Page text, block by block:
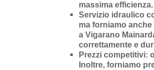
massima efficienza.
Servizio idraulico
ma forniamo anche
a Vigarano
correttamente e
Prezzi competitivi:
Inoltre, forniamo